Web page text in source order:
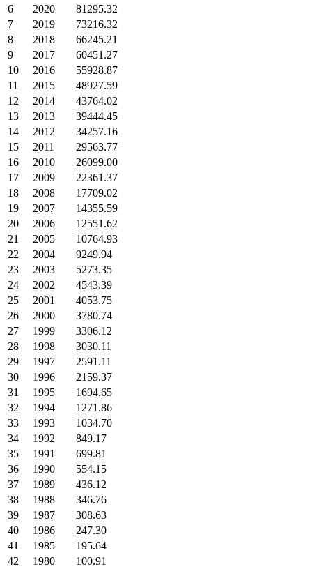
6
2020
81295.32
7
2019
73216.32
8
2018
66245.21
9
2017
60451.27
10
2016
55928.87
11
2015
48927.59
12
2014
43764.02
13
2013
39444.45
14
2012
34257.16
15
2011
29563.77
16
2010
26099.00
17
2009
22361.37
18
2008
17709.02
19
2007
14355.59
20
2006
12551.62
21
2005
10764.93
22
2004
9249.94
23
2003
5273.35
24
2002
4543.39
25
2001
4053.75
26
2000
3780.74
27
1999
3306.12
28
1998
3030.11
29
1997
2591.11
30
1996
2159.37
31
1995
1694.65
32
1994
1271.86
33
1993
1034.70
34
1992
849.17
35
1991
699.81
36
1990
554.15
37
1989
436.12
38
1988
346.76
39
1987
308.63
40
1986
247.30
41
1985
195.64
42
1980
100.91